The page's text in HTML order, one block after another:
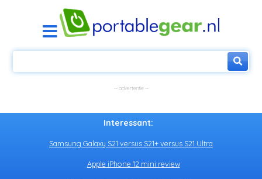
Interessant:
Samsung Galaxy S21 versus S21+ versus S21 Ultra
Apple iPhone 12 mini review